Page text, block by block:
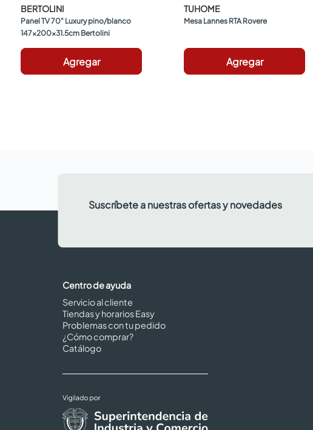
BERTOLINI
Panel TV 70" Luxury pino/blanco
147x200x31.5cm Bertolini
Agregar
TUHOME
Mesa Lannes RTA Rovere
Agregar
Suscríbete a nuestras ofertas y novedades
Centro de ayuda
Servicio al cliente
Tiendas y horarios Easy
Problemas con tu pedido
¿Cómo comprar?
Catálogo